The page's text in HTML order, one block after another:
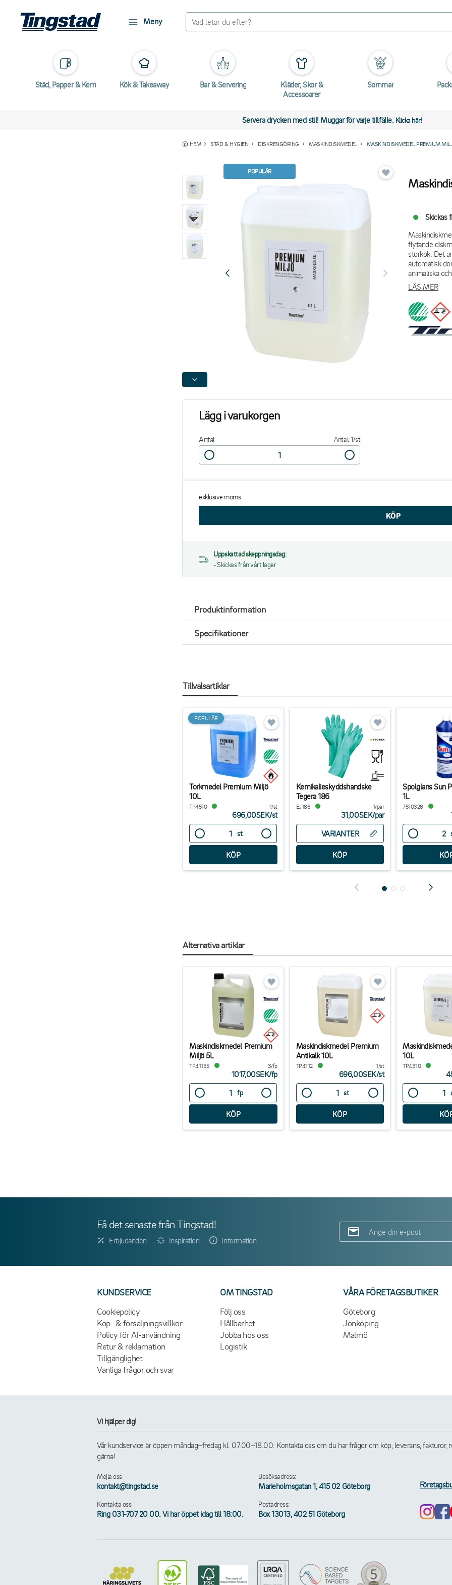
Meny
Städ, Papper & Kem Kök & Takeaway Bar & Servering
Kläder, Skor &
Accessoarer
Sommar
Servera drycken med stil! Muggar för varje tillfälle. Klicka här!
HEM STÄD & HYGIEN DISKRENGÖRING MASKINDISKMEDEL MASKINDISKMEDEL PREMIUM
POPULÄR
Skickas
flytande
storkök. Det
automatisk
animaliska
LÄS MER
Lägg i varukorgen
Antal Antal: 1/st
exklusive moms
Uppskattad skeppningsdag:
- Skickas från vårt lager
Produktinformation
Specifikationer
Tillvalsartiklar
POPULÄR
Torkmedel Premium Miljö
10L
TP4510 1/st
696,00SEK/st
st
Kemikalieskyddshandske
Tegera 186
EJ186 1/par
31,00SEK/par
VARIANTER
Spolglans Sun
1L
7510326
Alternativa artiklar
Maskindiskmedel Premium
Miljö 5L
TP41135 3/fp
1017,00SEK/fp
fp
Maskindiskmedel Premium
Antikalk 10L
TP4112 1/st
696,00SEK/st
st
10L
TP4310
Få det senaste från Tingstad!
Erbjudanden Inspiration Information
KUNDSERVICE
Cookiepolicy
Köp- & försäljningsvillkor
Policy för AI-användning
Retur & reklamation
Tillgänglighet
Vanliga frågor och svar
OM TINGSTAD
Följ oss
Hållbarhet
Jobba hos oss
Logistik
VÅRA FÖRETAGSBUTIKER
Göteborg
Jönköping
Malmö
Vi hjälper dig!
Vår kundservice är öppen måndag–fredag kl. 07.00–18.00. Kontakta oss om du har frågor om köp, leverans,
gärna!
Mejla oss
kontakt@tingstad.se
Kontakta oss
Ring 031-707 20 00. Vi har öppet idag till 18:00.
Besöksadress:
Marieholmsgatan 1, 415 02 Göteborg
Postadress:
Box 13013, 402 51 Göteborg